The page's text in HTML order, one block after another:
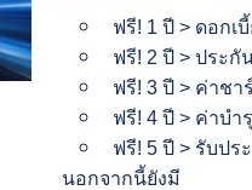
ฟรี! 1 ปี > ดอกเ
ฟรี! 2 ปี > ประ
ฟรี! 3 ปี > ค่าชา
ฟรี! 4 ปี > ค่าบำ
ฟรี! 5 ปี > รับป
นอกจากนี้ยังมี